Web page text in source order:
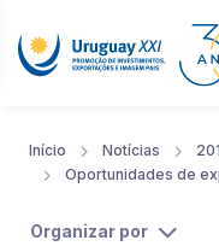
Início Notícias
Oportunidades de
Organizar por